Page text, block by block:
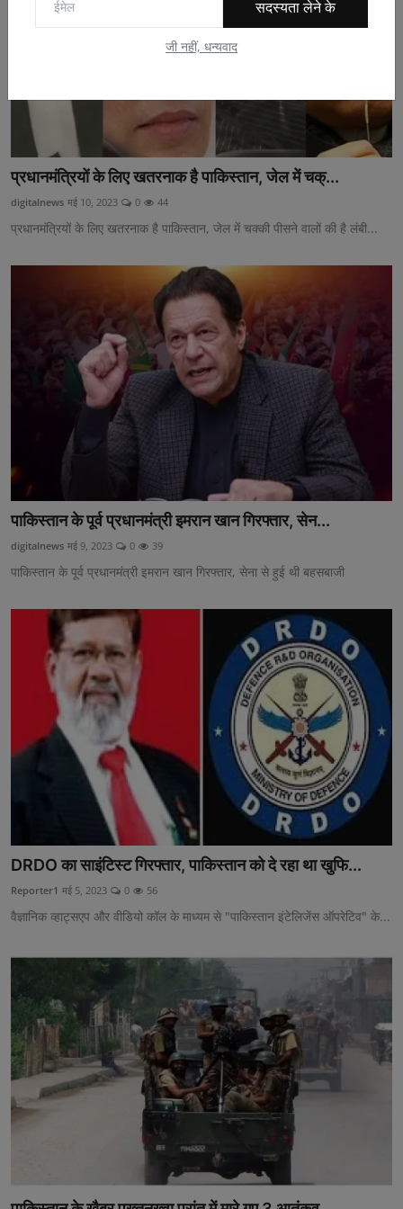
सदस्यता लेने के
जी नहीं, धन्यवाद
प्रधानमंत्रियों के लिए खतरनाक है पाकिस्तान, जेल में चक्...
digitalnews मई 10, 2023 0 44
प्रधानमंत्रियों के लिए खतरनाक है पाकिस्तान, जेल में चक्की पीसने वालों की है लंबी...
पाकिस्तान के पूर्व प्रधानमंत्री इमरान खान गिरफ्तार, सेन...
digitalnews मई 9, 2023 0 39
पाकिस्तान के पूर्व प्रधानमंत्री इमरान खान गिरफ्तार, सेना से हुई थी बहसबाजी
DRDO का साइंटिस्ट गिरफ्तार, पाकिस्तान को दे रहा था खुफि...
Reporter1 मई 5, 2023 0 56
वैज्ञानिक व्हाट्सएप और वीडियो कॉल के माध्यम से "पाकिस्तान इंटेलिजेंस ऑपरेटिव" के...